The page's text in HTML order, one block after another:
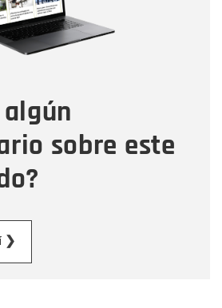
sobre este
❯